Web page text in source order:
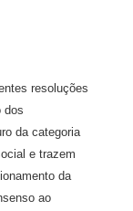
resoluções
dos
da categoria
e trazem
da
ao